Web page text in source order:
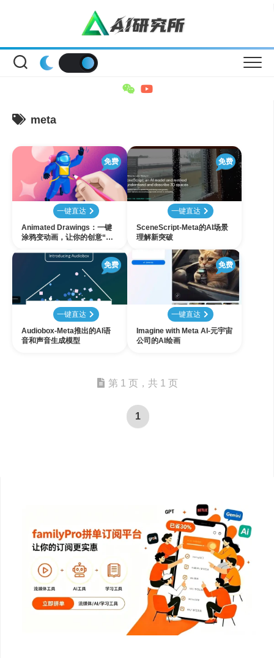
meta
免费
一键直达
Animated Drawings：一键
涂鸦变动画，让你的创意“舞”
免费
一键直达
SceneScript-Meta的AI场景
理解新突破
免费
一键直达
Audiobox-Meta推出的AI语
音和声音生成模型
免费
一键直达
Imagine with Meta AI-元宇宙
公司的AI绘画
第 1 页，共 1 页
1